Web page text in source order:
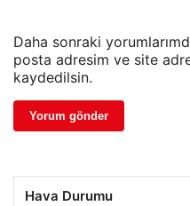
Daha sonraki
posta adresim ve site
kaydedilsin.
Hava Durumu